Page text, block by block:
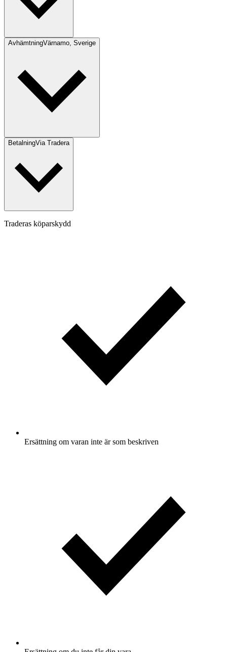
AvhämtningVärnamo, Sverige
BetalningVia Tradera
Traderas köparskydd
Ersättning om varan inte är som beskriven